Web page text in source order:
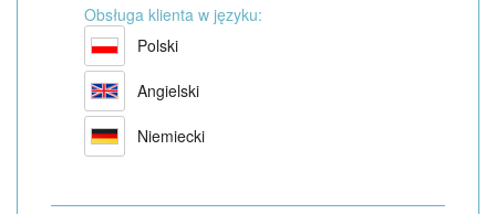
Obsługa klienta w języku:
Polski
Angielski
Niemiecki